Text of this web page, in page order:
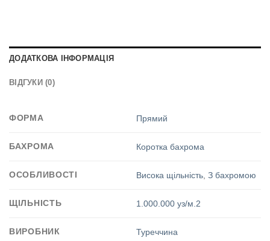
ДОДАТКОВА ІНФОРМАЦІЯ
ВІДГУКИ (0)
ФОРМА Прямий
БАХРОМА Коротка бахрома
ОСОБЛИВОСТІ Висока щільність,З бахромою
ЩІЛЬНІСТЬ 1.000.000 уз/м.2
ВИРОБНИК Туреччина